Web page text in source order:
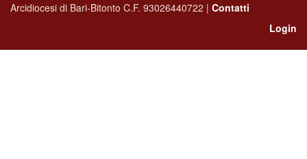
Arcidiocesi di Bari-Bitonto C.F. 93026440722 | Contatti
Login